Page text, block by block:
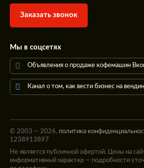
Заказать звонок
Мы в соцсетях
Объявления о продаже кофемашин
Канал о том, как вести бизнес на
© 2003 — 2026, политика
1238913897
Не является публичной офертой. Цены на
информативный характер — подробности